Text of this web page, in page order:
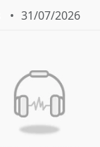
31/07/2026